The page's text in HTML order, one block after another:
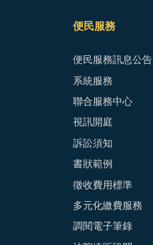
便民服務
便民服務訊息公告
系統服務
聯合服務中心
視訊開庭
訴訟須知
書狀範例
徵收費用標準
多元化繳費服務
調閱電子筆錄